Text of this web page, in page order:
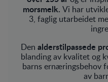
morsmelk.Vi har
3, faglig utarbeidet
Den alderstilpassede
blanding av kvalitet og
barns ernæringsbehov
av